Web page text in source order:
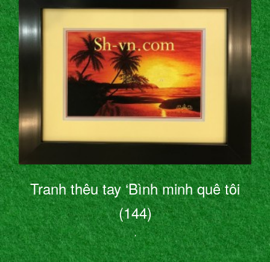
Tranh thêu tay ‘Bình minh quê tôi
(144)
’